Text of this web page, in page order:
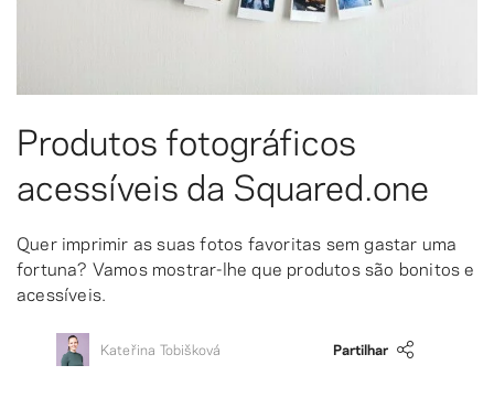
Produtos fotográficos
acessíveis da Squared.one
Quer imprimir as suas fotos favoritas sem gastar uma
fortuna? Vamos mostrar-lhe que produtos são bonitos e
acessíveis.
Kateřina Tobišková Partilhar